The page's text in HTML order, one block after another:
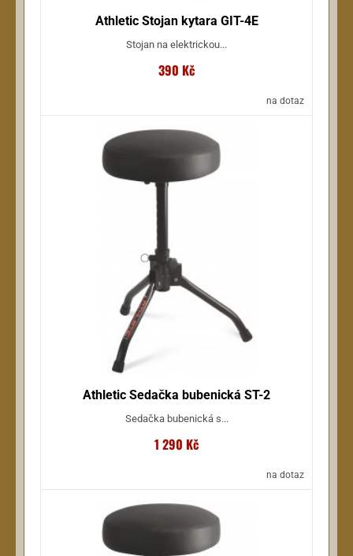
Athletic Stojan kytara GIT-4E
Stojan na elektrickou...
390 Kč
na dotaz
Athletic Sedačka bubenická ST-2
Sedačka bubenická s...
1 290 Kč
na dotaz